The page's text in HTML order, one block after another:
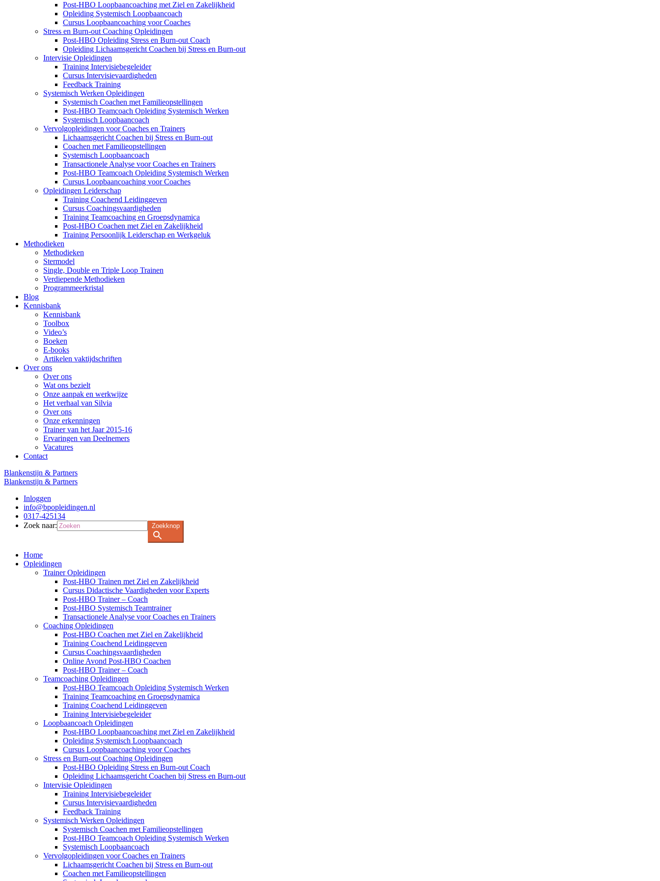
Post-HBO Loopbaancoaching met Ziel en Zakelijkheid
Opleiding Systemisch Loopbaancoach
Cursus Loopbaancoaching voor Coaches
Stress en Burn-out Coaching Opleidingen
Post-HBO Opleiding Stress en Burn-out Coach
Opleiding Lichaamsgericht Coachen bij Stress en Burn-out
Intervisie Opleidingen
Training Intervisiebegeleider
Cursus Intervisievaardigheden
Feedback Training
Systemisch Werken Opleidingen
Systemisch Coachen met Familieopstellingen
Post-HBO Teamcoach Opleiding Systemisch Werken
Systemisch Loopbaancoach
Vervolgopleidingen voor Coaches en Trainers
Lichaamsgericht Coachen bij Stress en Burn-out
Coachen met Familieopstellingen
Systemisch Loopbaancoach
Transactionele Analyse voor Coaches en Trainers
Post-HBO Teamcoach Opleiding Systemisch Werken
Cursus Loopbaancoaching voor Coaches
Opleidingen Leiderschap
Training Coachend Leidinggeven
Cursus Coachingsvaardigheden
Training Teamcoaching en Groepsdynamica
Post-HBO Coachen met Ziel en Zakelijkheid
Training Persoonlijk Leiderschap en Werkgeluk
Methodieken
Methodieken
Stermodel
Single, Double en Triple Loop Trainen
Verdiepende Methodieken
Programmeerkristal
Blog
Kennisbank
Kennisbank
Toolbox
Video’s
Boeken
E-books
Artikelen vaktijdschriften
Over ons
Over ons
Wat ons bezielt
Onze aanpak en werkwijze
Het verhaal van Silvia
Over ons
Onze erkenningen
Trainer van het Jaar 2015-16
Ervaringen van Deelnemers
Vacatures
Contact
Blankenstijn & Partners
Blankenstijn & Partners
Inloggen
info@bpopleidingen.nl
0317-425134
Zoek naar:
Zoekknop
Home
Opleidingen
Trainer Opleidingen
Post-HBO Trainen met Ziel en Zakelijkheid
Cursus Didactische Vaardigheden voor Experts
Post-HBO Trainer – Coach
Post-HBO Systemisch Teamtrainer
Transactionele Analyse voor Coaches en Trainers
Coaching Opleidingen
Post-HBO Coachen met Ziel en Zakelijkheid
Training Coachend Leidinggeven
Cursus Coachingsvaardigheden
Online Avond Post-HBO Coachen
Post-HBO Trainer – Coach
Teamcoaching Opleidingen
Post-HBO Teamcoach Opleiding Systemisch Werken
Training Teamcoaching en Groepsdynamica
Training Coachend Leidinggeven
Training Intervisiebegeleider
Loopbaancoach Opleidingen
Post-HBO Loopbaancoaching met Ziel en Zakelijkheid
Opleiding Systemisch Loopbaancoach
Cursus Loopbaancoaching voor Coaches
Stress en Burn-out Coaching Opleidingen
Post-HBO Opleiding Stress en Burn-out Coach
Opleiding Lichaamsgericht Coachen bij Stress en Burn-out
Intervisie Opleidingen
Training Intervisiebegeleider
Cursus Intervisievaardigheden
Feedback Training
Systemisch Werken Opleidingen
Systemisch Coachen met Familieopstellingen
Post-HBO Teamcoach Opleiding Systemisch Werken
Systemisch Loopbaancoach
Vervolgopleidingen voor Coaches en Trainers
Lichaamsgericht Coachen bij Stress en Burn-out
Coachen met Familieopstellingen